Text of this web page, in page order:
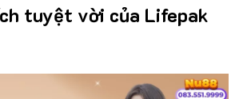
tuyệt vời của Lifepak